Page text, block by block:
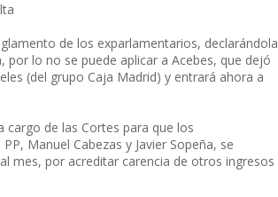
de los exparlamentarios, declarándola
lo no se puede aplicar a Acebes, que dejó
(del grupo Caja Madrid) y entrará ahora a
cargo de las Cortes para que los
Manuel Cabezas y Javier Sopeña, se
mes, por acreditar carencia de otros ingresos